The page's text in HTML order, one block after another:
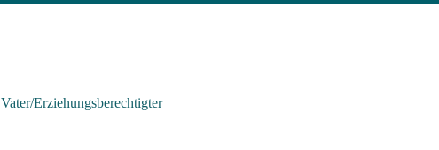
Vater/Erziehungsberechtigter